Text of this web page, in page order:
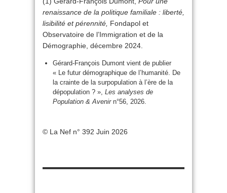
renaissance de la politique familiale : liberté,
lisibilité et pérennité, Fondapol et
Observatoire de l’Immigration et de la
Démographie, décembre 2024.
Gérard-François Dumont vient de publier
« Le futur démographique de l’humanité. De
la crainte de la surpopulation à l’ère de la
dépopulation ? », Les analyses de
Population & Avenirn°56, 2026.
© La Nef n° 392 Juin 2026